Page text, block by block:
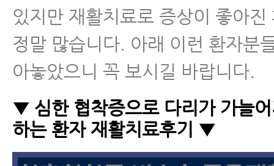
있지만 재활치료로 증상이 좋아진
정말 많습니다. 아래 이런 환자분
아놓았으니 꼭 보시길 바랍니다.
▼ 심한 협착증으로 다리가 가늘
하는 환자 재활치료후기 ▼